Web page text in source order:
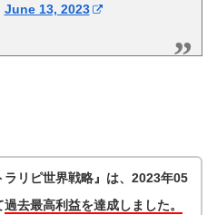
June 13, 2023
ラリピ世界戦略』は、2023年05
過去最高利益を達成しました。